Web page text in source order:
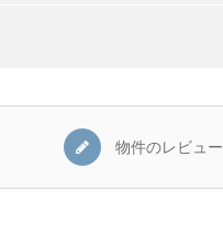
物件のレビュー